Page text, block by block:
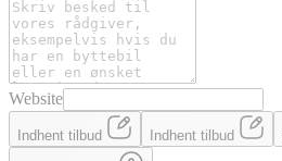
Website
Indhent tilbud Indhent tilbud